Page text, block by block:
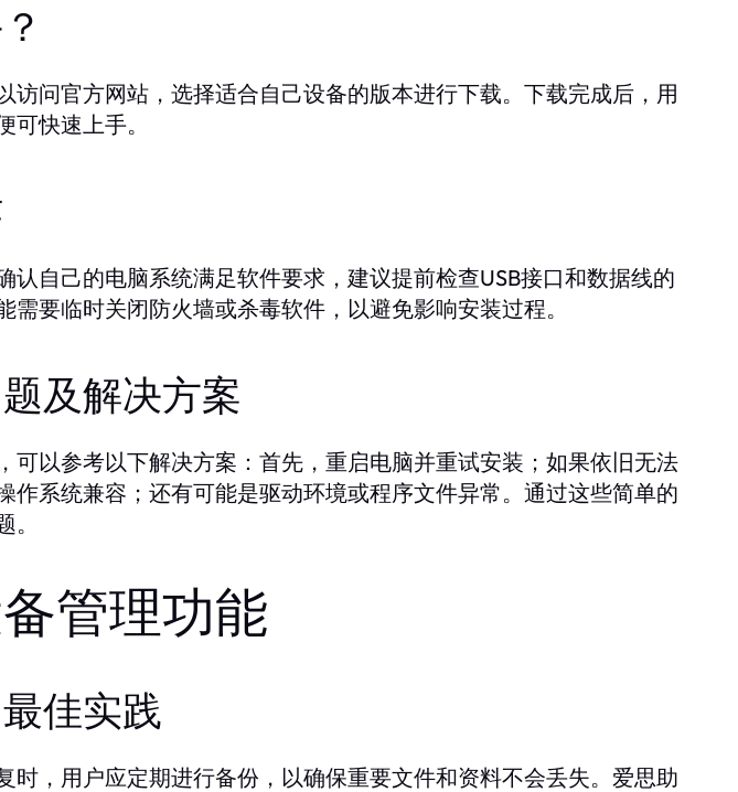
访问官方网站，选择适合自己设备的版本进行下载。下载完成后，用
可快速上手。
认自己的电脑系统满足软件要求，建议提前检查USB接口和数据线的
要临时关闭防火墙或杀毒软件，以避免影响安装过程。
及解决方案
可以参考以下解决方案：首先，重启电脑并重试安装；如果依旧无法
作系统兼容；还有可能是驱动环境或程序文件异常。通过这些简单的
管理功能
佳实践
时，用户应定期进行备份，以确保重要文件和资料不会丢失。爱思助